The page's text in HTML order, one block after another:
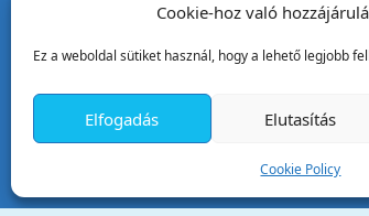
Cookie-hoz való
Ez a weboldal sütiket használ, hogy a lehető legjobb
Elfogadás Elutasítás
Cookie Policy
Tata Város
2890 Tata,
+36 34 / 587
Email:ph@tata.hu